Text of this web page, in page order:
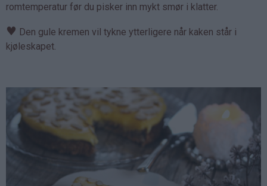
romtemperatur før du pisker inn mykt smør i klatter.
♥ Den gule kremen vil tykne ytterligere når kaken står i
kjøleskapet.